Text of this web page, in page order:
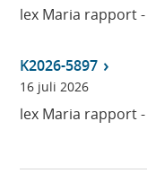
lex Maria rapport
K2026-5897
16 juli 2026
lex Maria rapport